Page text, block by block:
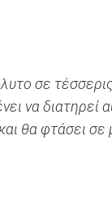
σε
να
θα φτάσει